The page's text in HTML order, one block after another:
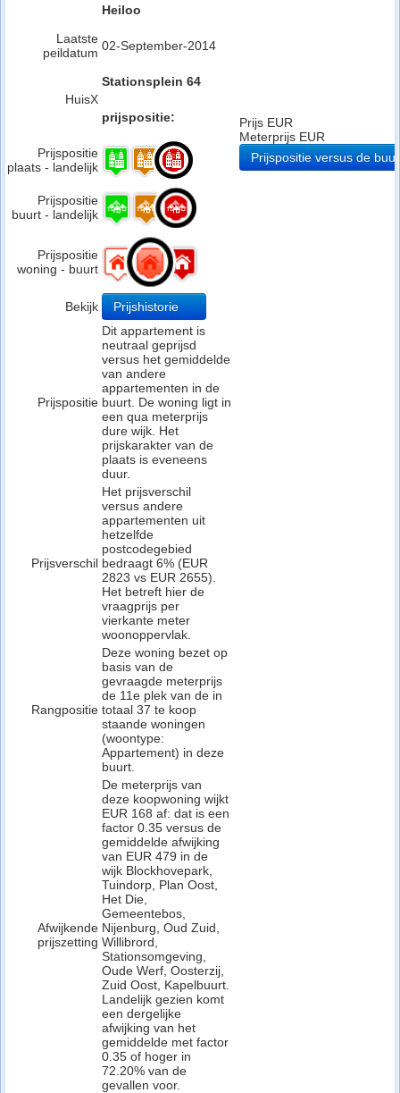
Heiloo
Laatste
peildatum 02-September-2014
HuisX
Stationsplein 64
prijspositie:
Prijspositie
plaats - landelijk
Prijspositie
buurt - landelijk
Prijspositie
woning - buurt
Bekijk Prijshistorie
Prijspositie
Dit appartement is
neutraal geprijsd
versus het gemiddelde
van andere
appartementen in de
buurt. De woning ligt in
een qua meterprijs
dure wijk. Het
prijskarakter van de
plaats is eveneens
duur.
Prijsverschil
Het prijsverschil
versus andere
appartementen uit
hetzelfde
postcodegebied
bedraagt 6% (EUR
2823 vs EUR 2655).
Het betreft hier de
vraagprijs per
vierkante meter
woonoppervlak.
Rangpositie
Deze woning bezet op
basis van de
gevraagde meterprijs
de 11e plek van de in
totaal 37 te koop
staande woningen
(woontype:
Appartement) in deze
buurt.
Afwijkende
prijszetting
De meterprijs van
deze koopwoning wijkt
EUR 168 af: dat is een
factor 0.35 versus de
gemiddelde afwijking
van EUR 479 in de
wijk Blockhovepark,
Tuindorp, Plan Oost,
Het Die,
Gemeentebos,
Nijenburg, Oud Zuid,
Willibrord,
Stationsomgeving,
Oude Werf, Oosterzij,
Zuid Oost, Kapelbuurt.
Landelijk gezien komt
een dergelijke
afwijking van het
gemiddelde met factor
0.35 of hoger in
72.20% van de
gevallen voor.
Prijs EUR
Meterprijs EUR
Prijspositie versus de